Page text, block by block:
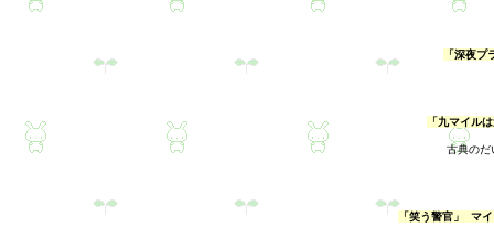
「深夜
「九マイル
古典のだ
「笑う警官」 マ